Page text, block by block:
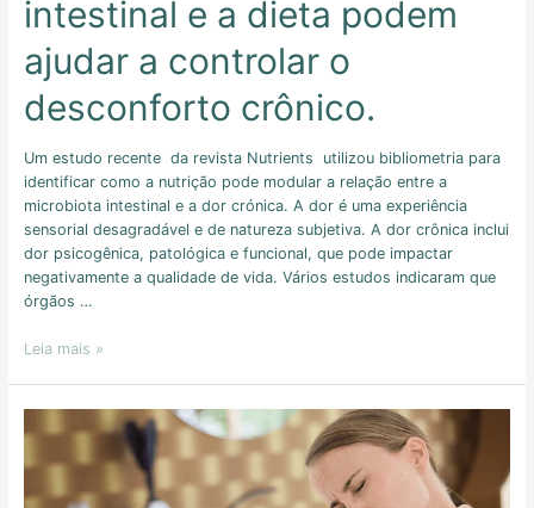
intestinal e a dieta podem
ajudar a controlar o
desconforto crônico.
Um estudo recente da revista Nutrients utilizou bibliometria para
identificar como a nutrição pode modular a relação entre a
microbiota intestinal e a dor crónica. A dor é uma experiência
sensorial desagradável e de natureza subjetiva. A dor crônica inclui
dor psicogênica, patológica e funcional, que pode impactar
negativamente a qualidade de vida. Vários estudos indicaram que
órgãos …
Leia mais »